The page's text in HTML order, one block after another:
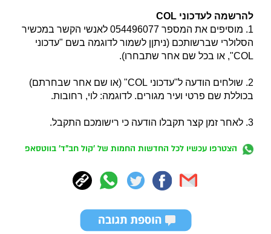
להרשמה לעדכוני COL
1.
מוסיפים את המספר 054496077 לאנשי הקשר במכשיר
הסלולרי שברשותכם (ניתןן לשמור לדוגמה בשם "עדכוני
COL", או בכל שם אחר שתבחרו).
2. שולחים הודעה ל"עדכוני COL" (או שם אחר שבחרתם)
בכוללת שם פרטי ועיר מגורים. לדוגמה: לוי, רחובות.
3. לאחר זמן קצר תקבלו הודעה כי רישומכם התקבל.
הצטרפו עכשיו לכל החדשות החמות של 'קול חב"ד' בווטסאפ